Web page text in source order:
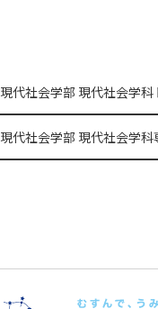
現代社会学部 現代社会学科
現代社会学部 現代社会学